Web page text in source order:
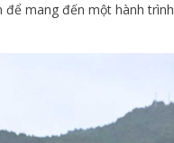
để mang đến một hành trình